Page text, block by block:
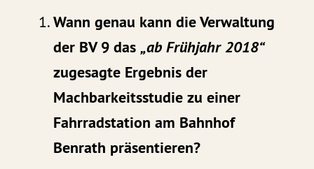
Wann genau kann die Verwaltung
der BV 9 das„ab Frühjahr 2018“
zugesagte Ergebnis der
Machbarkeitsstudie zu einer
Fahrradstation am Bahnhof
Benrath präsentieren?